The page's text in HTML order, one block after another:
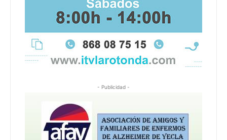
- Publicidad -